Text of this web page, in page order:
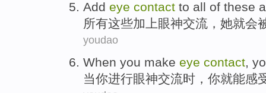
Add eye contact to all of these
所有这些加上眼神交流， 她就会
youdao
When you make eye contact,
当你进行眼神交流时，你就能感